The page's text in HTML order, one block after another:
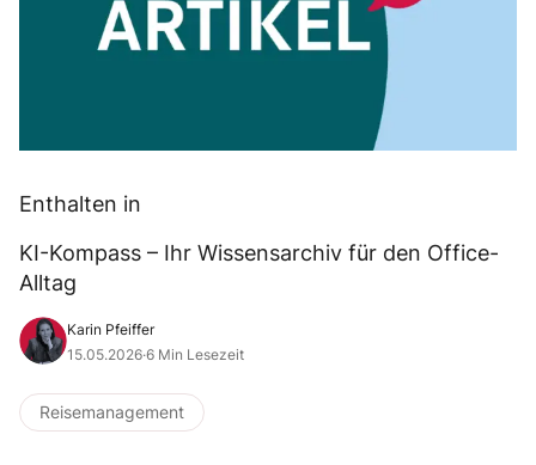
Enthalten in
KI-Kompass – Ihr Wissensarchiv für den Office-
Alltag
Karin Pfeiffer
15.05.2026·6 Min Lesezeit
Reisemanagement